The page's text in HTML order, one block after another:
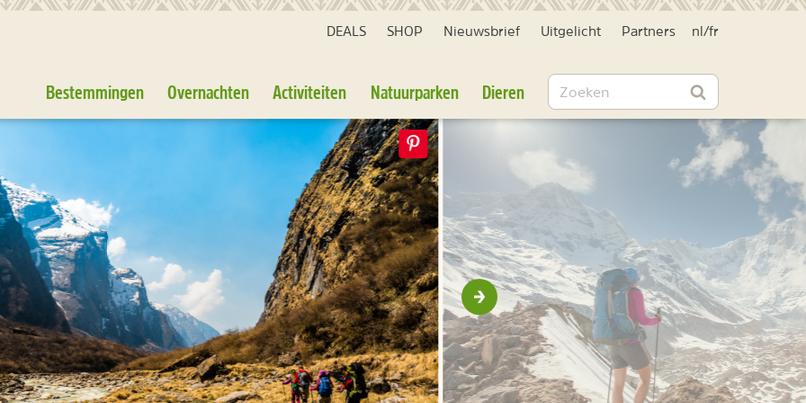
DEALS SHOP Nieuwsbrief Uitgelicht Partners nl /fr
Bestemmingen Overnachten Activiteiten Natuurparken Dieren Zoeken
Zoeken
Volgende